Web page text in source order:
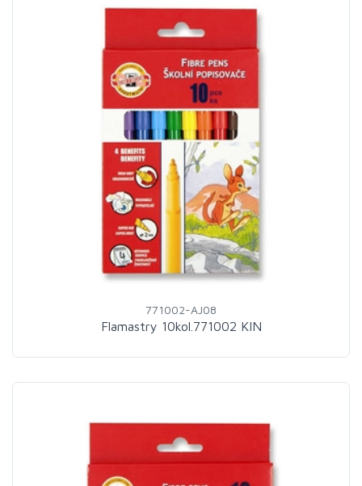
771002-AJ08
Flamastry 10kol.771002 KIN